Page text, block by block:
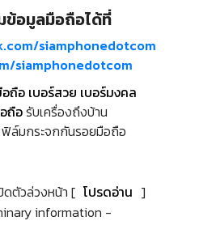
ข้อมูลมือถือได้ที่
siamphonedotcom
siamphonedotcom
ถือ เบอร์สวย เบอร์มงคล
ถือรับเครื่องถึงบ้าน
ฟิล์มกระจกกันรอยมือถือ
ตัวล่วงหน้า [ โปรดอ่าน ]
information -